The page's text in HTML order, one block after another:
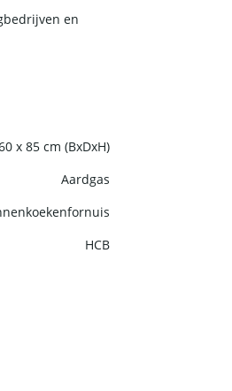
en
x 85 cm (BxDxH)
Aardgas
HCB